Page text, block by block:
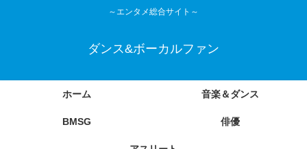
～エンタメ総合サイト～
ダンス&ボーカルファン
ホーム 音楽＆ダンス
BMSG 俳優